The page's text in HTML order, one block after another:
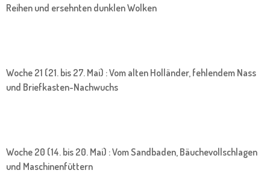
Reihen und ersehnten dunklen Wolken
Woche 21 (21. bis 27. Mai) : Vom alten Holländer, fehlendem Nass
und Briefkasten-Nachwuchs
Woche 20 (14. bis 20. Mai) : Vom Sandbaden, Bäuchevollschlagen
und Maschinenfüttern